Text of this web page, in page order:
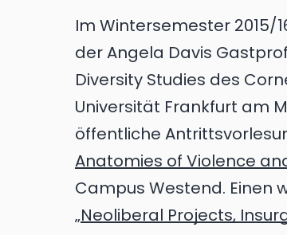
Im Wintersemester
der Angela Davis
Diversity Studies des
Universität Frankfurt am
öffentliche
Anatomies of Violence
Campus Westend. Einen
„Neoliberal Projects,